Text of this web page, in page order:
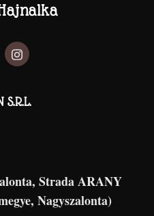
S.R.L.
Strada ARANY
Nagyszalonta)